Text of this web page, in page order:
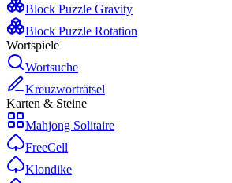
Block Puzzle Gravity
Block Puzzle Rotation
Wortspiele
Wortsuche
Kreuzworträtsel
Karten & Steine
Mahjong Solitaire
FreeCell
Klondike